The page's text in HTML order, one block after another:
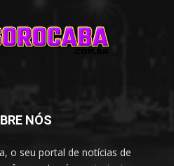
NÓS
o seu portal de notícias de